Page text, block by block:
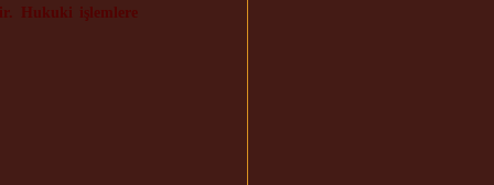
Hukuki işlemlere